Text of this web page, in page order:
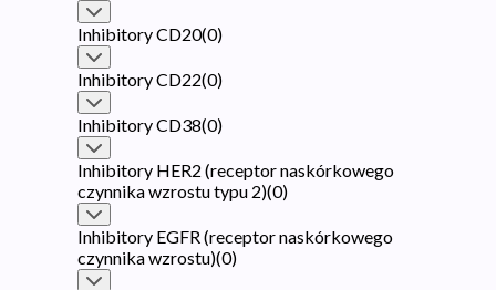
Inhibitory CD20(0)
Inhibitory CD22(0)
Inhibitory CD38(0)
Inhibitory HER2 (receptor naskórkowego
czynnika wzrostu typu 2)(0)
Inhibitory EGFR (receptor naskórkowego
czynnika wzrostu)(0)